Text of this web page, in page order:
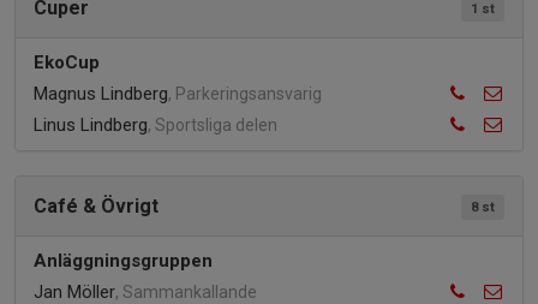
1 st
Cuper
EkoCup
Magnus Lindberg, Parkeringsansvarig
Linus Lindberg, Sportsliga delen
8 st
Café & Övrigt
Anläggningsgruppen
Jan Möller, Sammankallande